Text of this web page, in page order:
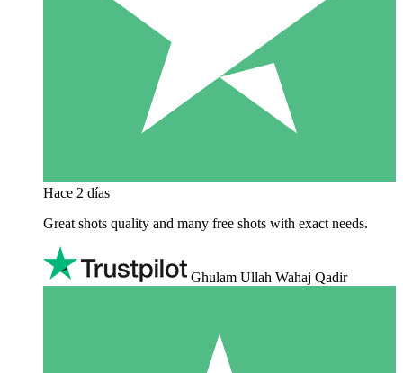
Hace 2 días
Great shots quality and many free shots with exact needs.
Ghulam Ullah Wahaj Qadir